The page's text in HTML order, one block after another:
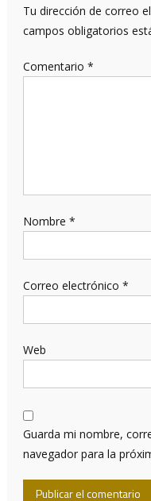
Tu dirección de correo
campos obligatorios
Comentario *
Nombre *
Correo electrónico *
Web
Guarda mi nombre,
navegador para la